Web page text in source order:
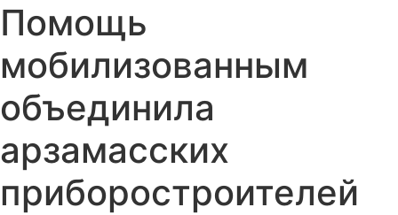
Помощь
мобилизованным
объединила
арзамасских
приборостроителей